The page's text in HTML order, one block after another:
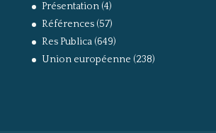
Présentation(4)
Références(57)
Res Publica(649)
Union européenne (238)